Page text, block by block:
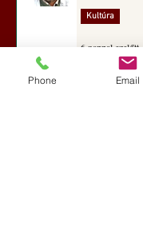
Kultúra
6 nappal ezelőtt
Phone Email